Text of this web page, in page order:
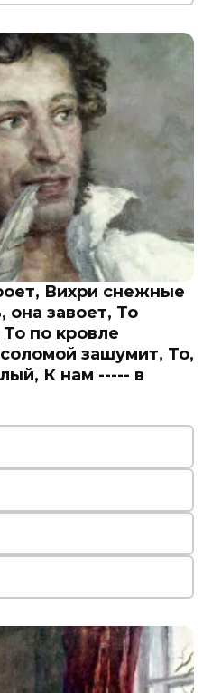
Вихри снежные
она завоет, То
по кровле
зашумит, То,
К нам ----- в